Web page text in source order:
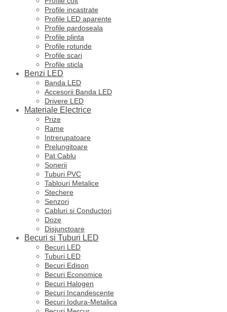
Profile incastrate
Profile LED aparente
Profile pardoseala
Profile plinta
Profile rotunde
Profile scari
Profile sticla
Benzi LED
Banda LED
Accesorii Banda LED
Drivere LED
Materiale Electrice
Prize
Rame
Intrerupatoare
Prelungitoare
Pat Cablu
Sonerii
Tuburi PVC
Tablouri Metalice
Stechere
Senzori
Cabluri si Conductori
Doze
Disjunctoare
Becuri si Tuburi LED
Becuri LED
Tuburi LED
Becuri Edison
Becuri Economice
Becuri Halogen
Becuri Incandescente
Becuri Iodura-Metalica